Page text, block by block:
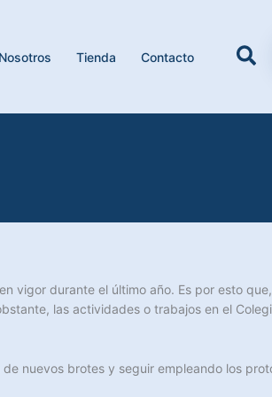
Nosotros Tienda Contacto
vigor durante el último año. Es por esto
las actividades o trabajos en el
nuevos brotes y seguir empleando los